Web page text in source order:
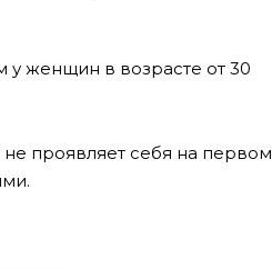
у женщин в возрасте от 30
проявляет себя на первом